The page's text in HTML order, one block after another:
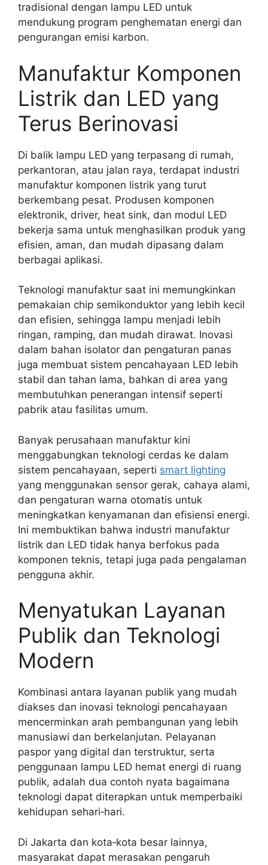
tradisional dengan lampu LED untuk
mendukung program penghematan energi dan
pengurangan emisi karbon.
Manufaktur Komponen
Listrik dan LED yang
Terus Berinovasi
Di balik lampu LED yang terpasang di rumah,
perkantoran, atau jalan raya, terdapat industri
manufaktur komponen listrik yang turut
berkembang pesat. Produsen komponen
elektronik, driver, heat sink, dan modul LED
bekerja sama untuk menghasilkan produk yang
efisien, aman, dan mudah dipasang dalam
berbagai aplikasi.
Teknologi manufaktur saat ini memungkinkan
pemakaian chip semikonduktor yang lebih kecil
dan efisien, sehingga lampu menjadi lebih
ringan, ramping, dan mudah dirawat. Inovasi
dalam bahan isolator dan pengaturan panas
juga membuat sistem pencahayaan LED lebih
stabil dan tahan lama, bahkan di area yang
membutuhkan penerangan intensif seperti
pabrik atau fasilitas umum.
Banyak perusahaan manufaktur kini
menggabungkan teknologi cerdas ke dalam
sistem pencahayaan, seperti smart lighting
yang menggunakan sensor gerak, cahaya alami,
dan pengaturan warna otomatis untuk
meningkatkan kenyamanan dan efisiensi energi.
Ini membuktikan bahwa industri manufaktur
listrik dan LED tidak hanya berfokus pada
komponen teknis, tetapi juga pada pengalaman
pengguna akhir.
Menyatukan Layanan
Publik dan Teknologi
Modern
Kombinasi antara layanan publik yang mudah
diakses dan inovasi teknologi pencahayaan
mencerminkan arah pembangunan yang lebih
manusiawi dan berkelanjutan. Pelayanan
paspor yang digital dan terstruktur, serta
penggunaan lampu LED hemat energi di ruang
publik, adalah dua contoh nyata bagaimana
teknologi dapat diterapkan untuk memperbaiki
kehidupan sehari‑hari.
Di Jakarta dan kota‑kota besar lainnya,
masyarakat dapat merasakan pengaruh